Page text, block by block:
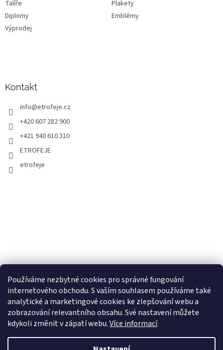
Používáme nezbytné cookies pro správné fungování
internetového obchodu. S vaším souhlasem používáme také
analytické a marketingové cookies ke zlepšování webu a
zobrazování relevantního obsahu. Své nastavení můžete
kdykoli změnit v zápatí webu.Více informací
Talíře
Plakety
Diplomy
Emblémy
Výprodej
Kontakt
info@etrofeje.cz
+420 607 282 900
+421 940 610 310
ETROFEJE
etrofeje